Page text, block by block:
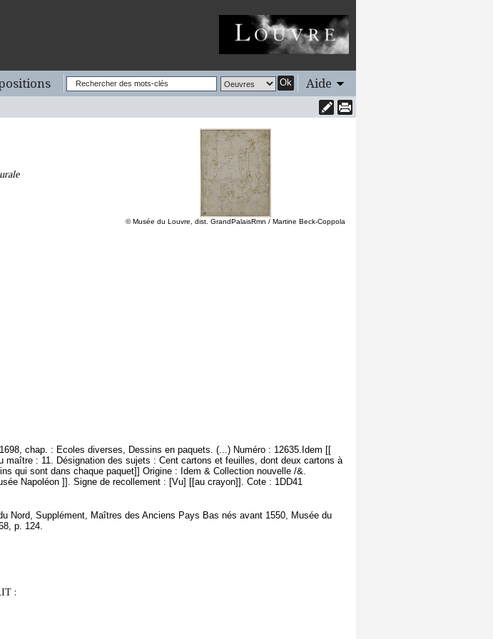
Ok Aide
© Musée du Louvre, dist. GrandPalaisRmn / Martine Beck-Coppola
chap. : Ecoles diverses, Dessins en paquets. (...) Numéro : 12635.Idem [[
maître : 11. Désignation des sujets : Cent cartons et feuilles, dont deux cartons à
qui sont dans chaque paquet]] Origine : Idem & Collection nouvelle /&.
Napoléon ]]. Signe de recollement : [Vu] [[au crayon]]. Cote : 1DD41
Nord, Supplément, Maîtres des Anciens Pays Bas nés avant 1550, Musée du
p. 124.
: